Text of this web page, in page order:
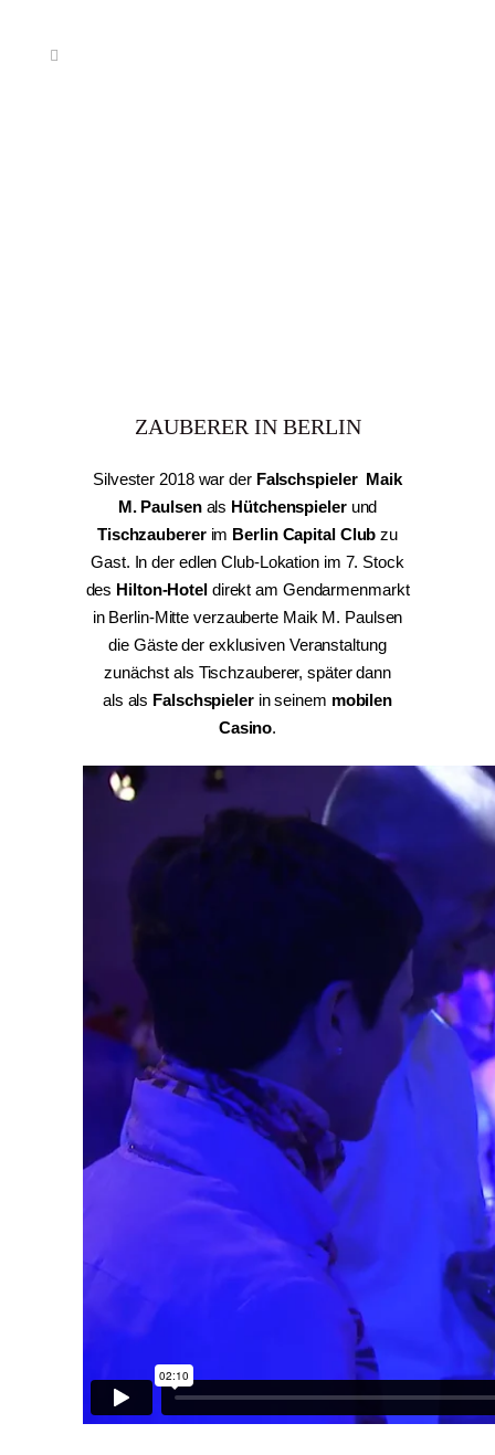
ZAUBERER IN BERLIN
Silvester 2018 war der Falschspieler Maik
M. Paulsenals Hütchenspielerund
Tischzauberer im Berlin Capital Club zu
Gast. In der edlen Club-Lokation im 7. Stock
des Hilton-Hoteldirekt am Gendarmenmarkt
in Berlin-Mitte verzauberte Maik M. Paulsen
die Gäste der exklusiven Veranstaltung
zunächst als Tischzauberer, später dann
als als Falschspielerin seinem mobilen
Casino.